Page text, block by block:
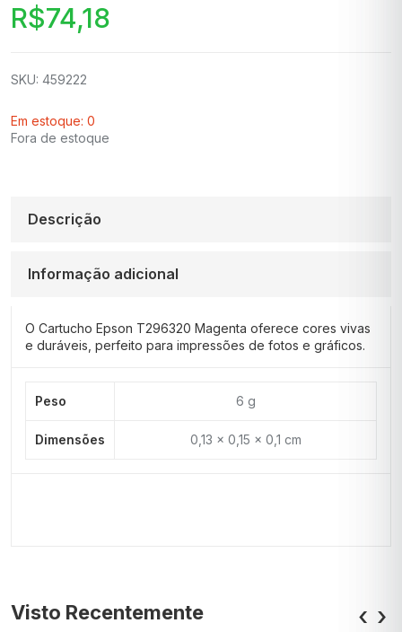
R$74,18
SKU: 459222
Em estoque: 0
Fora de estoque
Descrição
Informação adicional
O Cartucho Epson T296320 Magenta oferece cores vivas
e duráveis, perfeito para impressões de fotos e gráficos.
Peso 6 g
Dimensões 0,13 × 0,15 × 0,1 cm
Visto Recentemente ‹ ›